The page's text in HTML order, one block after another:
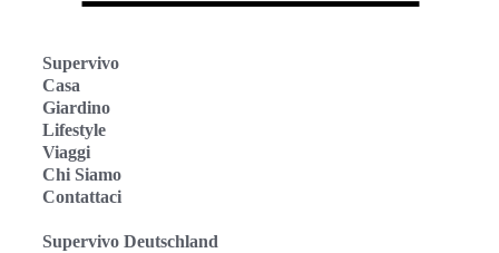
Supervivo
Casa
Giardino
Lifestyle
Viaggi
Chi Siamo
Contattaci
Supervivo Deutschland